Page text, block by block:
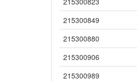
215300849
215300880
215300906
215300989